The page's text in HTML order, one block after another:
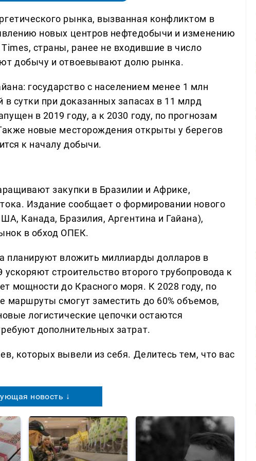
рынка, вызванная конфликтом в
новых центров нефтедобычи и изменению
страны, ранее не входившие в число
добычу и отвоевывают долю рынка.
государство с населением менее 1 млн
сутки при доказанных запасах в 11 млрд
в 2019 году, а к 2030 году, по прогнозам
новые месторождения открыты у берегов
к началу добычи.
закупки в Бразилии и Африке,
Издание сообщает о формировании нового
Канада, Бразилия, Аргентина и Гайана),
в обход ОПЕК.
планируют вложить миллиарды долларов в
строительство второго трубопровода к
мощности до Красного моря. К 2028 году, по
маршруты смогут заместить до 60% объемов,
логистические цепочки остаются
дополнительных затрат.
которых вывели из себя. Делитеcь тем, что вас
новость ↓